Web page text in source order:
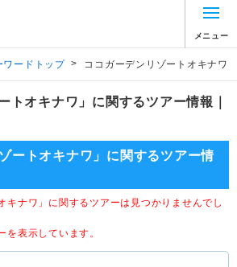
メニュー
ワードトップ > ココガーデンリゾートオキナワ
トオキナワ」に関するツアー情報｜
ートオキナワ」に関するツアー情
キナワ」に関するツアーは見つかりませんでし
を表示しています。